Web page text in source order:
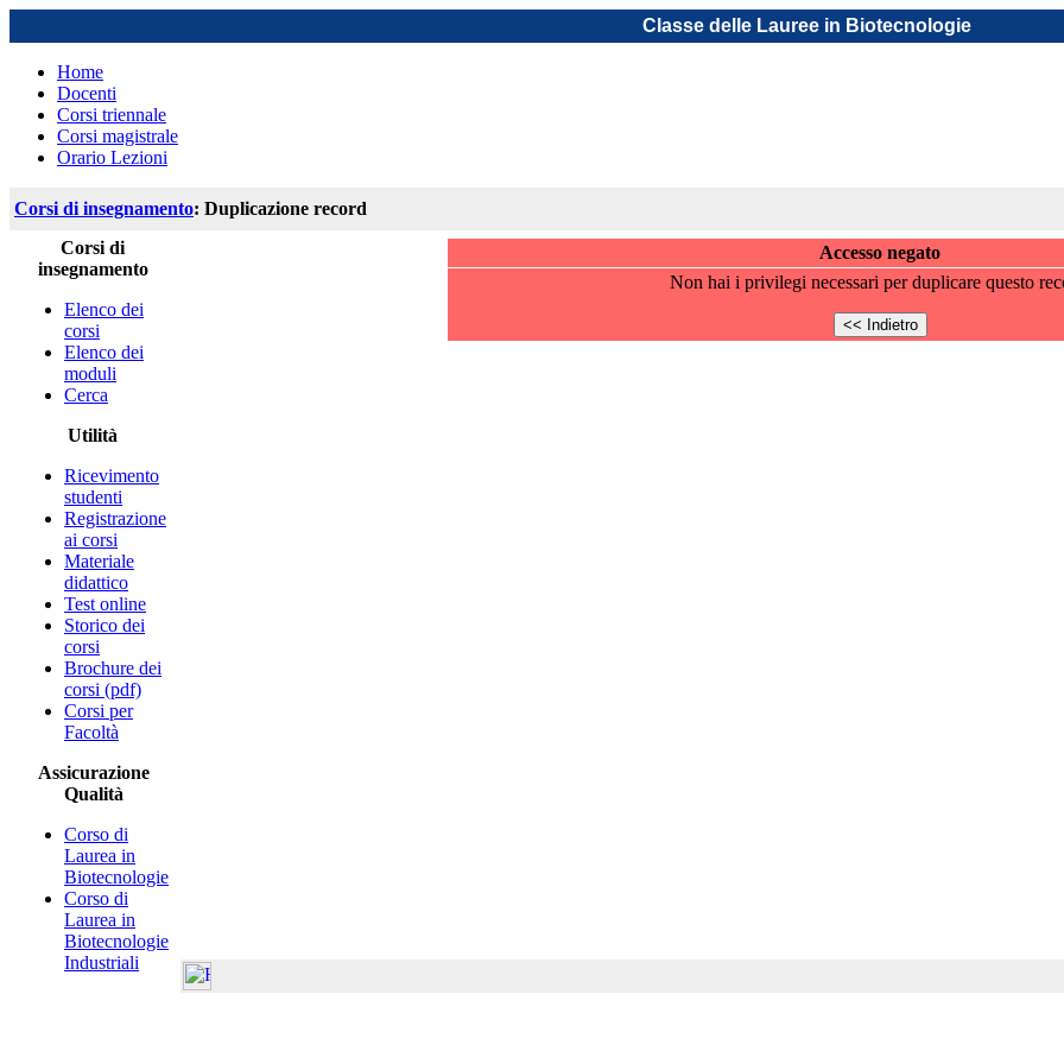
Classe delle Lauree in Biotecnologie
Home
Docenti
Corsi triennale
Corsi magistrale
Orario Lezioni
Corsi di insegnamento: Duplicazione record
Corsi di
insegnamento
Elenco dei
corsi
Elenco dei
moduli
Cerca
Utilità
Ricevimento
studenti
Registrazione
ai corsi
Materiale
didattico
Test online
Storico dei
corsi
Brochure dei
corsi (pdf)
Corsi per
Facoltà
Assicurazione
Qualità
Corso di
Laurea in
Biotecnologie
Corso di
Laurea in
Biotecnologie
Industriali
Accesso negato
Non hai i privilegi necessari per duplicare questo